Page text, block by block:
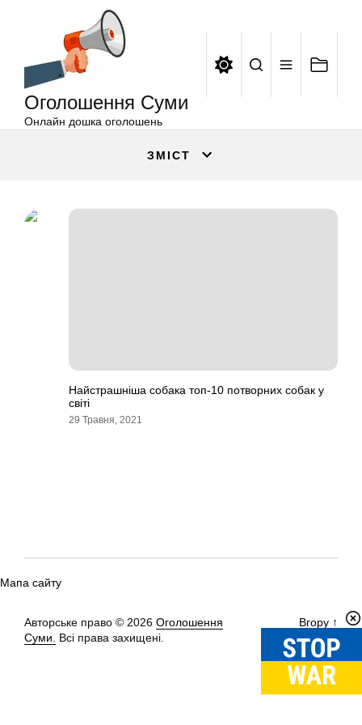
Оголошення Суми
Онлайн дошка оголошень
ЗМІСТ
Найстрашніша собака топ-10 потворних собак у
світі
29 Травня, 2021
Мапа сайту
Авторське право © 2026 Оголошення
Суми.
Всі права захищені.
Вгору ↑